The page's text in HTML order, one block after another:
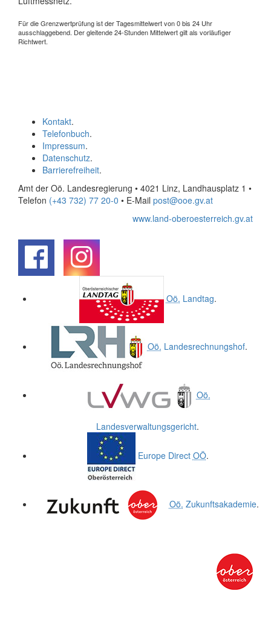
Für die Grenzwertprüfung ist der Tagesmittelwert von 0 bis 24 Uhr
ausschlaggebend. Der gleitende 24-Stunden Mittelwert gilt als vorläufiger
Richtwert.
Kontakt.
Telefonbuch.
Impressum.
Datenschutz.
Barrierefreiheit.
Amt der Oö. Landesregierung • 4021 Linz, Landhausplatz 1 •
Telefon (+43 732) 77 20-0 • E-Mail post@ooe.gv.at
www.land-oberoesterreich.gv.at
Oö. Landtag.
Oö. Landesrechnungshof.
Oö.
Landesverwaltungsgericht.
Europe Direct OÖ.
Oö. Zukunftsakademie.